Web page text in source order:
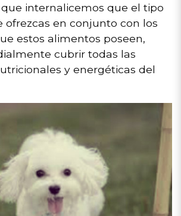
internalicemos que el tipo
ofrezcas en conjunto con los
estos alimentos poseen,
cubrir todas las
y energéticas del